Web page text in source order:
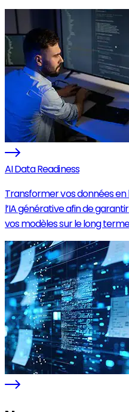
AI Data Readiness
Transformer vos données
l’IA générative afin de
vos modèles sur le long